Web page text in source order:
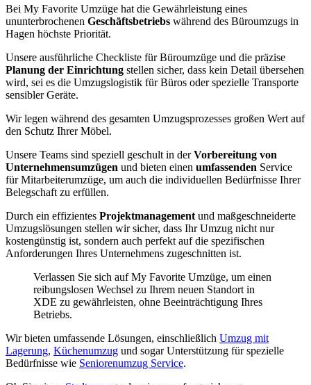
Bei My Favorite Umzüge hat die Gewährleistung eines
ununterbrochenen Geschäftsbetriebs während des Büroumzugs in
Hagen höchste Priorität.
Unsere ausführliche Checkliste für Büroumzüge und die präzise
Planung der Einrichtung stellen sicher, dass kein Detail übersehen
wird, sei es die Umzugslogistik für Büros oder spezielle Transporte
sensibler Geräte.
Wir legen während des gesamten Umzugsprozesses großen Wert auf
den Schutz Ihrer Möbel.
Unsere Teams sind speziell geschult in derVorbereitung von
Unternehmensumzügen und bieten einen umfassenden Service
für Mitarbeiterumzüge, um auch die individuellen Bedürfnisse Ihrer
Belegschaft zu erfüllen.
Durch ein effizientes Projektmanagement und maßgeschneiderte
Umzugslösungen stellen wir sicher, dass Ihr Umzug nicht nur
kostengünstig ist, sondern auch perfekt auf die spezifischen
Anforderungen Ihres Unternehmens zugeschnitten ist.
Verlassen Sie sich auf My Favorite Umzüge, um einen
reibungslosen Wechsel zu Ihrem neuen Standort in
XDE zu gewährleisten, ohne Beeinträchtigung Ihres
Betriebs.
Wir bieten umfassende Lösungen, einschließlich Umzug mit
Lagerung, Küchenumzug und sogar Unterstützung für spezielle
Bedürfnisse wie Seniorenumzug Service.